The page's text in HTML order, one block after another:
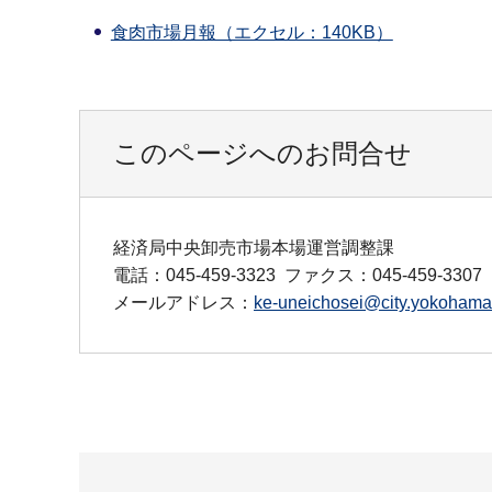
食肉市場月報（エクセル：140KB）
このページへのお問合せ
経済局中央卸売市場本場運営調整課
電話：045-459-3323 ファクス：045-459-3307
メールアドレス： ke-